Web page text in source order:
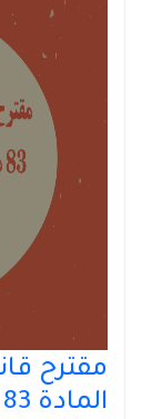
مقترح